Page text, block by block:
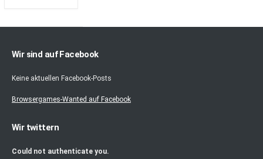
Wir sind auf Facebook
Keine aktuellen Facebook-Posts
Browsergames-Wanted auf Facebook
Wir twittern
Could not authenticate you.